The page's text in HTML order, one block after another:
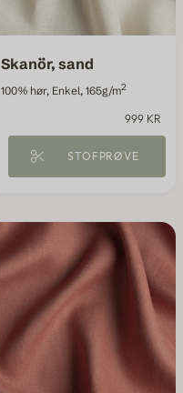
Skanör, sand
100% hør, Enkel, 165g/m2
999 KR
STOFPRØVE